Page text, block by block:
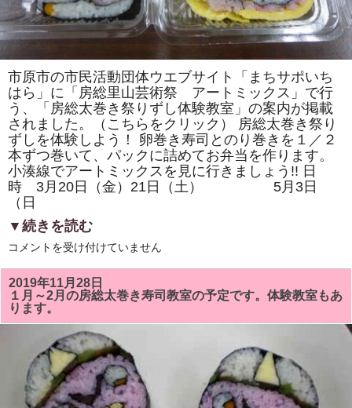
リ
ア
新
様
の
お
力
添
え
で
重
版
さ
れ
ま
す！
は
市原市の市民活動団体ウエブサイト「まちサポいち
はら」に「房総里山芸術祭 アートミックス」で行
う、「房総太巻き祭りずし体験教室」の案内が掲載
されました。（こちらをクリック） 房総太巻き祭り
ずしを体験しよう！ 卵巻き寿司とのり巻きを１／２
本ずつ巻いて、パックに詰めてお弁当を作ります。
小湊線でアートミックスを見に行きましょう!! 日
時 3月20日（金）21日（土） 5月3日
（日
▼続きを読む
「ま
サ
ポ
い
ち
は
ら」
コメントを受け付けていません
2019年11月28日
１月～2月の房総太巻き寿司教室の予定です。体験教室もあ
ります。